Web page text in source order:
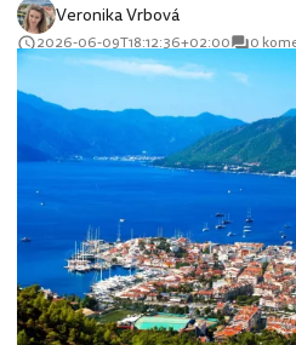
Veronika Vrbová
2026-06-09T18:12:36+02:00 0